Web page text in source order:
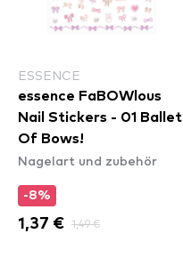
ESSENCE
essence FaBOWlous
Nail Stickers - 01 Ballet
Of Bows!
Nagelart und zubehör
-8%
1,37 € 1,49 €